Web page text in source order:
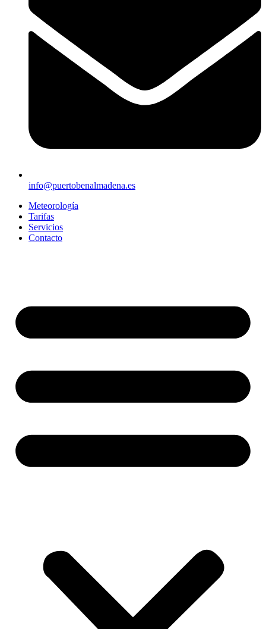
info@puertobenalmadena.es
Meteorología
Tarifas
Servicios
Contacto